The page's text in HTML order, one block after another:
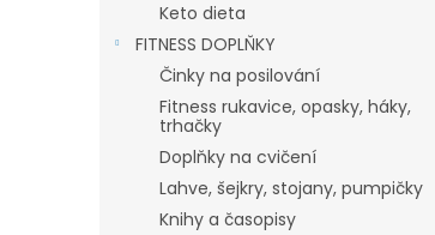
Keto dieta
FITNESS DOPLŇKY
Činky na posilování
Fitness rukavice, opasky, háky,
trhačky
Doplňky na cvičení
Lahve, šejkry, stojany, pumpičky
Knihy a časopisy